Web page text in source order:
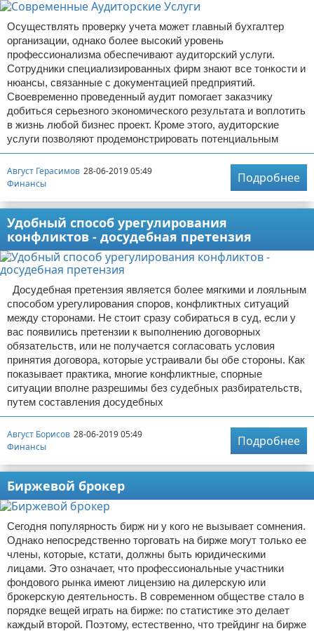
Осуществлять проверку учета может главный бухгалтер
организации, однако более высокий уровень
профессионализма обеспечивают аудиторский услуги.
Сотрудники специализированных фирм знают все тонкости и
нюансы, связанные с документацией предприятий.
Своевременно проведенный аудит помогает заказчику
добиться серьезного экономического результата и воплотить
в жизнь любой бизнес проект. Кроме этого, аудиторские
услуги позволяют продемонстрировать потенциальным
Август Герасимов 28-06-2019 05:49
Финансы
Подробнее
Удобный способ урегулирования
конфликтов - досудебная претензия
Досудебная претензия является более мягкими и лояльным
способом урегулирования споров, конфликтных ситуаций
между сторонами. Не стоит сразу собираться в суд, если у
вас появились претензии к выполнению договорных
обязательств, или не получается согласовать условия
принятия договора, которые устраивали бы обе стороны. Как
показывает практика, многие конфликтные, спорные
ситуации вполне разрешимы без судебных разбирательств,
путем составления досудебных
Август Борисов 28-06-2019 05:49
Финансы
Подробнее
Биржевой брокер
Сегодня популярность бирж ни у кого не вызывает сомнения.
Однако непосредственно торговать на бирже могут только ее
члены, которые, кстати, должны быть юридическими
лицами. Это означает, что профессиональные участники
фондового рынка имеют лицензию на дилерскую или
брокерскую деятельность. В современном обществе стало в
порядке вещей играть на бирже: по статистике это делает
каждый второй. Поэтому, естественно, что трейдинг на бирже